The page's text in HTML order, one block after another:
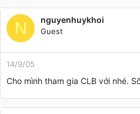
N nguyenhuykhoi
Guest
14/9/05
Cho mình tham gia CLB với nhé.